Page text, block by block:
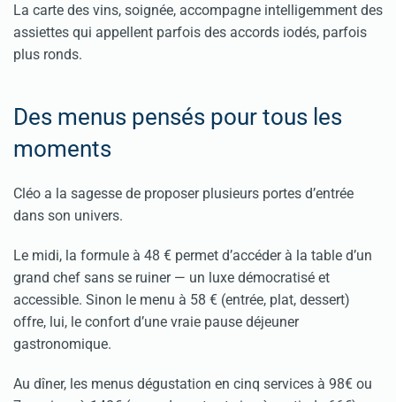
La carte des vins, soignée, accompagne intelligemment des
assiettes qui appellent parfois des accords iodés, parfois
plus ronds.
Des menus pensés pour tous les
moments
Cléo a la sagesse de proposer plusieurs portes d’entrée
dans son univers.
Le midi, la formule à 48 € permet d’accéder à la table d’un
grand chef sans se ruiner — un luxe démocratisé et
accessible. Sinon le menu à 58 € (entrée, plat, dessert)
offre, lui, le confort d’une vraie pause déjeuner
gastronomique.
Au dîner, les menus dégustation en cinq services à 98€ ou